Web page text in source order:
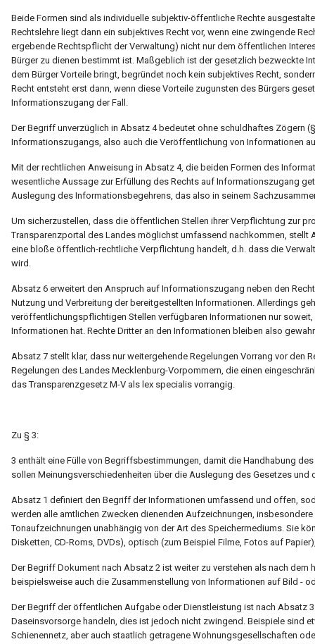
Beide Formen sind als individuelle subjektiv-öffentliche Rechte
Rechtslehre liegt dann ein subjektives Recht vor, wenn eine zwingende
ergebende Rechtspflicht der Verwaltung) nicht nur dem öffentlichen
Bürger zu dienen bestimmt ist. Maßgeblich ist der gesetzlich bezweckte
dem Bürger Vorteile bringt, begründet noch kein subjektives Recht,
Recht entsteht erst dann, wenn diese Vorteile zugunsten des Bürgers
Informationszugang der Fall.
Der Begriff unverzüglich in Absatz 4 bedeutet ohne schuldhaftes Zögern
Informationszugangs, also auch die Veröffentlichung von Informationen
Mit der rechtlichen Anweisung in Absatz 4, die beiden Formen des
wesentliche Aussage zur Erfüllung des Rechts auf Informationszugang
Auslegung des Informationsbegehrens, das also in seinem
Um sicherzustellen, dass die öffentlichen Stellen ihrer Verpflichtung zur
Transparenzportal des Landes möglichst umfassend nachkommen, stellt
eine bloße öffentlich-rechtliche Verpflichtung handelt, d.h. dass die
wird.
Absatz 6 erweitert den Anspruch auf Informationszugang neben den
Nutzung und Verbreitung der bereitgestellten Informationen. Allerdings
veröffentlichungspflichtigen Stellen verfügbaren Informationen nur
Informationen hat. Rechte Dritter an den Informationen bleiben also
Absatz 7 stellt klar, dass nur weitergehende Regelungen Vorrang vor den
Regelungen des Landes Mecklenburg-Vorpommern, die einen
das Transparenzgesetz M-V als lex specialis vorrangig.
Zu § 3:
3 enthält eine Fülle von Begriffsbestimmungen, damit die Handhabung
sollen Meinungsverschiedenheiten über die Auslegung des Gesetzes
Absatz 1 definiert den Begriff der Informationen umfassend und offen,
werden alle amtlichen Zwecken dienenden Aufzeichnungen,
Tonaufzeichnungen unabhängig von der Art des Speichermediums. Sie
Disketten, CD-Roms, DVDs), optisch (zum Beispiel Filme, Fotos auf
Der Begriff Dokument nach Absatz 2 ist weiter zu verstehen als nach
beispielsweise auch die Zusammenstellung von Informationen auf Bild -
Der Begriff der öffentlichen Aufgabe oder Dienstleistung ist nach Absatz
Daseinsvorsorge handeln, dies ist jedoch nicht zwingend. Beispiele sind
Schienennetz, aber auch staatlich getragene Wohnungsgesellschaften